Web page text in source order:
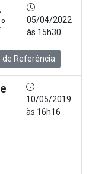
05/04/2022
às 15h30
de Referência
10/05/2019
às 16h16